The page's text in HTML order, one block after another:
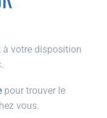
à votre disposition
pour trouver le
vous.